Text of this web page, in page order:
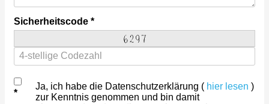
Sicherheitscode
Ja, ich habe die Datenschutzerklärung ( hier lesen )
zur Kenntnis genommen und bin damit